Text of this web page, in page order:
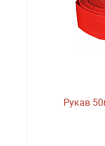
Рукав